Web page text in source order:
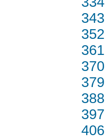
343
352
361
370
379
388
397
406